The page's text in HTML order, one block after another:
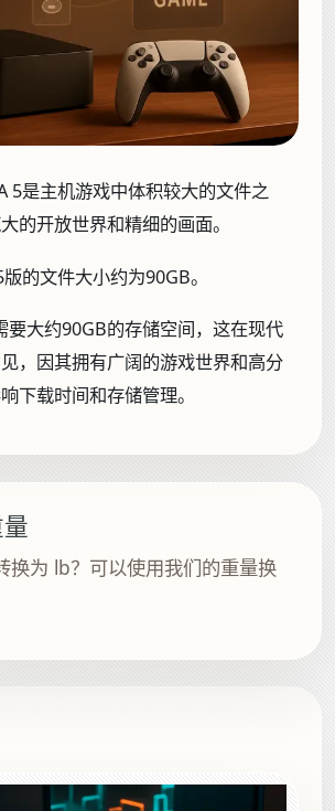
5是主机游戏中体积较大的文件之
的开放世界和精细的画面。
版的文件大小约为90GB。
要大约90GB的存储空间，这在现代
，因其拥有广阔的游戏世界和高分
下载时间和存储管理。
换为 lb？可以使用我们的重量换